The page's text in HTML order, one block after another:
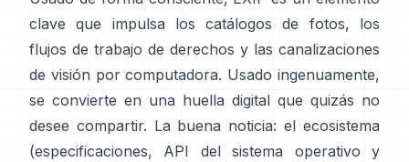
clave que impulsa los catálogos de fotos, los
flujos de trabajo de derechos y las canalizaciones
de visión por computadora. Usado ingenuamente,
se convierte en una huella digital que quizás no
desee compartir. La buena noticia: el ecosistema
(especificaciones, API del sistema operativo y